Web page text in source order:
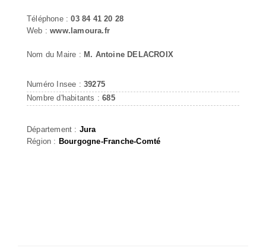
Téléphone :03 84 41 20 28
Web :www.lamoura.fr
Nom du Maire : M. Antoine DELACROIX
Numéro Insee : 39275
Nombre d'habitants :685
Département : Jura
Région : Bourgogne-Franche-Comté